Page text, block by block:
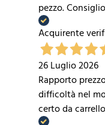
pezzo.
Acquirente
26 Luglio 2026
Rapporto
difficoltà nel
certo da